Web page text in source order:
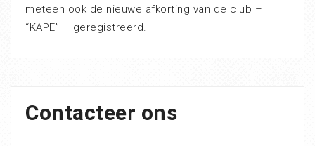
meteen ook de nieuwe afkorting van de club –
“KAPE” – geregistreerd.
Contacteer ons